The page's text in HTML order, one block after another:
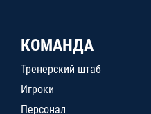
КОМАНДА
Тренерский штаб
Игроки
Персонал